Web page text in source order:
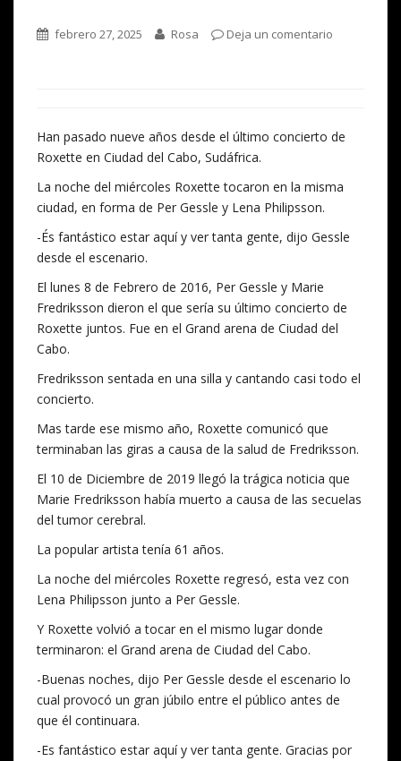
febrero 27, 2025 Rosa Deja un comentario
Han pasado nueve años desde el último concierto de
Roxette en Ciudad del Cabo, Sudáfrica.
La noche del miércoles Roxette tocaron en la misma
ciudad, en forma de Per Gessle y Lena Philipsson.
-És fantástico estar aquí y ver tanta gente, dijo Gessle
desde el escenario.
El lunes 8 de Febrero de 2016, Per Gessle y Marie
Fredriksson dieron el que sería su último concierto de
Roxette juntos. Fue en el Grand arena de Ciudad del
Cabo.
Fredriksson sentada en una silla y cantando casi todo el
concierto.
Mas tarde ese mismo año, Roxette comunicó que
terminaban las giras a causa de la salud de Fredriksson.
El 10 de Diciembre de 2019 llegó la trágica noticia que
Marie Fredriksson había muerto a causa de las secuelas
del tumor cerebral.
La popular artista tenía 61 años.
La noche del miércoles Roxette regresó, esta vez con
Lena Philipsson junto a Per Gessle.
Y Roxette volvió a tocar en el mismo lugar donde
terminaron: el Grand arena de Ciudad del Cabo.
-Buenas noches, dijo Per Gessle desde el escenario lo
cual provocó un gran júbilo entre el público antes de
que él continuara.
-Es fantástico estar aquí y ver tanta gente. Gracias por